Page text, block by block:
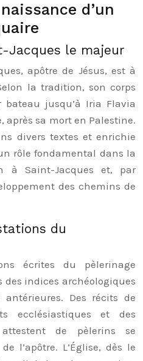
d’un
Jacques le majeur
apôtre de Jésus, est à
la tradition, son corps
jusqu’à Iria Flavia
après sa mort en Palestine.
divers textes et enrichie
rôle fondamental dans la
à Saint-Jacques et, par
des chemins de
du
écrites du pèlerinage
indices archéologiques
Des récits de
ecclésiastiques et des
de pèlerins se
l’apôtre. L’Église, dès le